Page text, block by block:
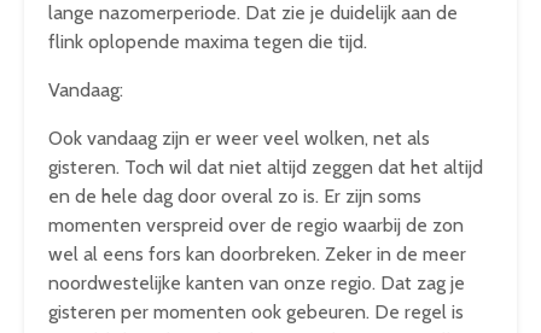
lange nazomerperiode. Dat zie je duidelijk aan de
flink oplopende maxima tegen die tijd.
Vandaag:
Ook vandaag zijn er weer veel wolken, net als
gisteren. Toch wil dat niet altijd zeggen dat het altijd
en de hele dag door overal zo is. Er zijn soms
momenten verspreid over de regio waarbij de zon
wel al eens fors kan doorbreken. Zeker in de meer
noordwestelijke kanten van onze regio. Dat zag je
gisteren per momenten ook gebeuren. De regel is